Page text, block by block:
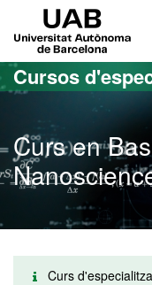
Ves al contingut principal
Ves a la navegació de la
Cursos
Curs en
Curs